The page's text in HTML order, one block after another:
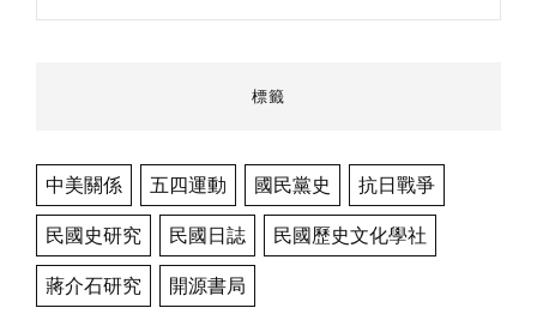
標籤
中美關係 五四運動 國民黨史 抗日戰爭
民國史研究 民國日誌 民國歷史文化學社
蔣介石研究 開源書局